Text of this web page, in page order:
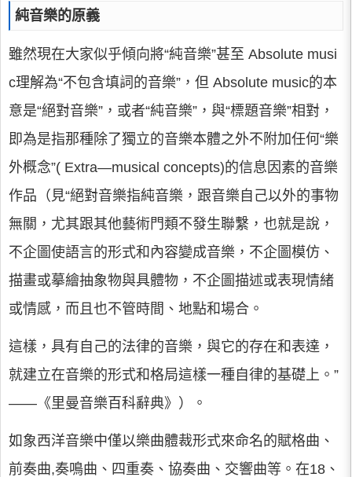
純音樂的原義
雖然現在大家似乎傾向將“純音樂”甚至 Absolute musi
c理解為“不包含填詞的音樂”，但 Absolute music的本
意是“絕對音樂”，或者“純音樂”，與“標題音樂”相對，
即為是指那種除了獨立的音樂本體之外不附加任何“樂
外概念”( Extra—musical concepts)的信息因素的音樂
作品（見“絕對音樂指純音樂，跟音樂自己以外的事物
無關，尤其跟其他藝術門類不發生聯繫，也就是說，
不企圖使語言的形式和內容變成音樂，不企圖模仿、
描畫或摹繪抽象物與具體物，不企圖描述或表現情緒
或情感，而且也不管時間、地點和場合。
這樣，具有自己的法律的音樂，與它的存在和表達，
就建立在音樂的形式和格局這樣一種自律的基礎上。”
——《里曼音樂百科辭典》）。
如象西洋音樂中僅以樂曲體裁形式來命名的賦格曲、
前奏曲,奏鳴曲、四重奏、協奏曲、交響曲等。在18、